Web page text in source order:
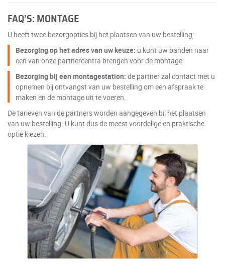
FAQ’S: MONTAGE
U heeft twee bezorgopties bij het plaatsen van uw bestelling:
Bezorging op het adres van uw keuze: u kunt uw banden naar
een van onze partnercentra brengen voor de montage.
Bezorging bij een montagestation: de partner zal contact met u
opnemen bij ontvangst van uw bestelling om een afspraak te
maken en de montage uit te voeren.
De tarieven van de partners worden aangegeven bij het plaatsen
van uw bestelling. U kunt dus de meest voordelige en praktische
optie kiezen.